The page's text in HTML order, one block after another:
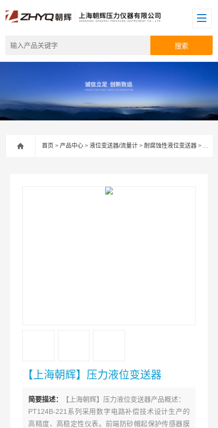
首页 >产品中心 >液位变送器/流量计 > 耐腐蚀性液位变送器 > 【上海朝辉】压力液位变送器
【上海朝辉】压力液位变送器
简要描述：
【上海朝辉】压力液位变送器产品概述：
PT124B-221系列采用数字电路补偿技术设计生产的
高精度、高稳定性仪表。前端防砂帽起保护传感器膜